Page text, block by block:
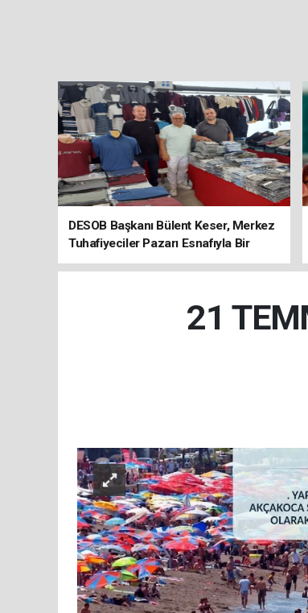
DESOB Başkanı Bülent Keser, Merkez
Tuhafiyeciler Pazarı Esnafıyla Bir
Arada
21